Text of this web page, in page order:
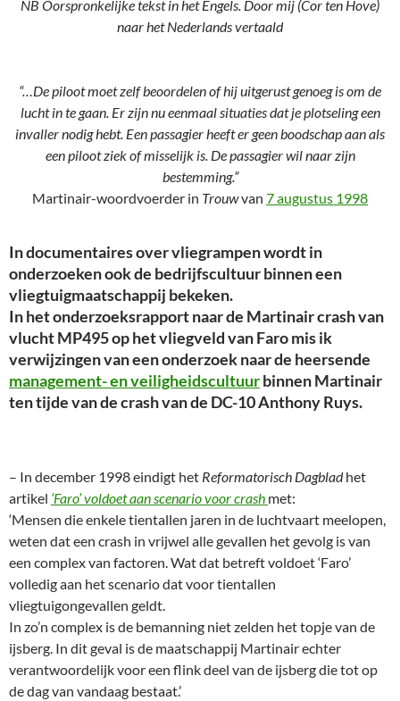
NB Oorspronkelijke tekst in het Engels. Door mij (Cor ten Hove)
naar het Nederlands vertaald
“…De piloot moet zelf beoordelen of hij uitgerust genoeg is om de
lucht in te gaan. Er zijn nu eenmaal situaties dat je plotseling een
invaller nodig hebt. Een passagier heeft er geen boodschap aan als
een piloot ziek of misselijk is. De passagier wil naar zijn
bestemming.”
Martinair-woordvoerder in Trouwvan 7 augustus 1998
In documentaires over vliegrampen wordt in
onderzoeken ook de bedrijfscultuur binnen een
vliegtuigmaatschappij bekeken.
In het onderzoeksrapport naar de Martinair crash van
vlucht MP495 op het vliegveld van Faro mis ik
verwijzingen van een onderzoek naar de heersende
management- en veiligheidscultuurbinnen Martinair
ten tijde van de crash van de DC-10 Anthony Ruys.
– In december 1998 eindigt het Reformatorisch Dagbladhet
artikel ‘Faro’ voldoet aan scenario voor crash met:
‘Mensen die enkele tientallen jaren in de luchtvaart meelopen,
weten dat een crash in vrijwel alle gevallen het gevolg is van
een complex van factoren. Wat dat betreft voldoet ‘Faro’
volledig aan het scenario dat voor tientallen
vliegtuigongevallen geldt.
In zo’n complex is de bemanning niet zelden het topje van de
ijsberg. In dit geval is de maatschappij Martinair echter
verantwoordelijk voor een flink deel van de ijsberg die tot op
de dag van vandaag bestaat.’